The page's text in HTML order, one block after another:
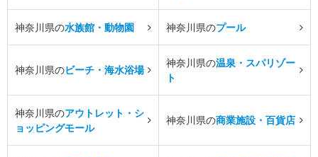
神奈川県の水族館・動物園 神奈川県のプール
神奈川県のビーチ・海水浴場
神奈川県の温泉・スパリゾー
ト
神奈川県のアウトレット・シ
ョッピングモール
神奈川県の商業施設・百貨店